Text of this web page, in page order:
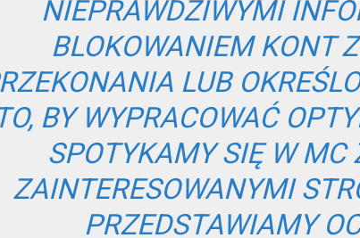
NIEPRAWDZIWYMI
BLOKOWANIEM KONT
LUB
BY WYPRACOWAĆ
SPOTYKAMY SIĘ W MC
ZAINTERESOWANYMI
PRZEDSTAWIAMY